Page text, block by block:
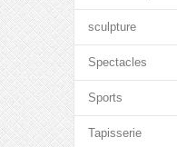
sculpture
Spectacles
Sports
Tapisserie